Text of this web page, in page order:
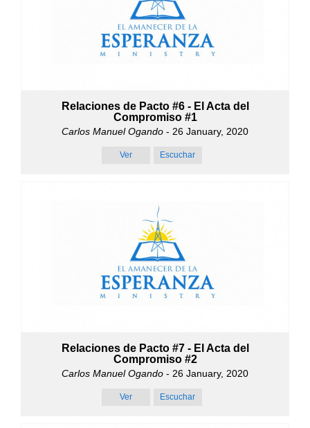
Relaciones de Pacto #6 - El Acta del
Compromiso #1
Carlos Manuel Ogando - 26 January, 2020
Ver Escuchar
Relaciones de Pacto #7 - El Acta del
Compromiso #2
Carlos Manuel Ogando - 26 January, 2020
Ver Escuchar